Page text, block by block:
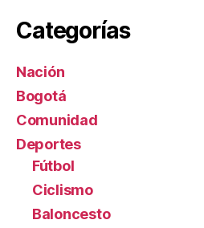
Categorías
Nación
Bogotá
Comunidad
Deportes
Fútbol
Ciclismo
Baloncesto